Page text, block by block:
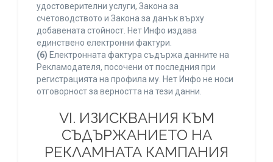
удостоверителни услуги, Закона за
счетоводството и Закона за данък върху
добавената стойност. Нет Инфо издава
единствено електронни фактури.
(6) Електронната фактура съдържа данните на
Рекламодателя, посочени от последния при
регистрацията на профила му. Нет Инфо не носи
отговорност за верността на тези данни.
VI. ИЗИСКВАНИЯ КЪМ
СЪДЪРЖАНИЕТО НА
РЕКЛАМНАТА КАМПАНИЯ